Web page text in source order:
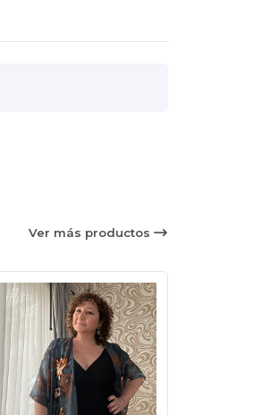
Ver más productos